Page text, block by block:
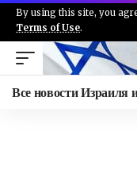
By using this site, you
Terms of Use.
Все новости Израиля